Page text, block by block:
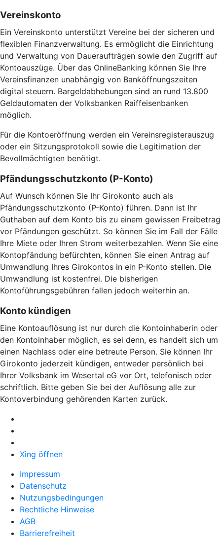
Vereinskonto
Ein Vereinskonto unterstützt Vereine bei der sicheren und
flexiblen Finanzverwaltung. Es ermöglicht die Einrichtung
und Verwaltung von Daueraufträgen sowie den Zugriff auf
Kontoauszüge. Über das OnlineBanking können Sie Ihre
Vereinsfinanzen unabhängig von Banköffnungszeiten
digital steuern. Bargeldabhebungen sind an rund 13.800
Geldautomaten der Volksbanken Raiffeisenbanken
möglich.
Für die Kontoeröffnung werden ein Vereinsregisterauszug
oder ein Sitzungsprotokoll sowie die Legitimation der
Bevollmächtigten benötigt.
Pfändungsschutzkonto (P-Konto)
Auf Wunsch können Sie Ihr Girokonto auch als
Pfändungsschutzkonto (P-Konto) führen. Dann ist Ihr
Guthaben auf dem Konto bis zu einem gewissen Freibetrag
vor Pfändungen geschützt. So können Sie im Fall der Fälle
Ihre Miete oder Ihren Strom weiterbezahlen. Wenn Sie eine
Kontopfändung befürchten, können Sie einen Antrag auf
Umwandlung Ihres Girokontos in ein P-Konto stellen. Die
Umwandlung ist kostenfrei. Die bisherigen
Kontoführungsgebühren fallen jedoch weiterhin an.
Konto kündigen
Eine Kontoauflösung ist nur durch die Kontoinhaberin oder
den Kontoinhaber möglich, es sei denn, es handelt sich um
einen Nachlass oder eine betreute Person. Sie können Ihr
Girokonto jederzeit kündigen, entweder persönlich bei
Ihrer Volksbank im Wesertal eG vor Ort, telefonisch oder
schriftlich. Bitte geben Sie bei der Auflösung alle zur
Kontoverbindung gehörenden Karten zurück.
Xing öffnen
Impressum
Datenschutz
Nutzungsbedingungen
Rechtliche Hinweise
AGB
Barrierefreiheit